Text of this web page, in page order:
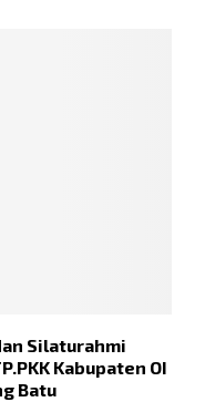
Silaturahmi
Kabupaten OI
Batu